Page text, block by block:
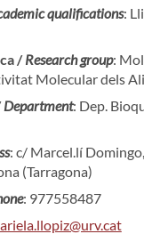
qualifications:
/Research group:
Molecular dels
Department: Dep.
: c/ Marcel.lí
(Tarragona)
: 977558487